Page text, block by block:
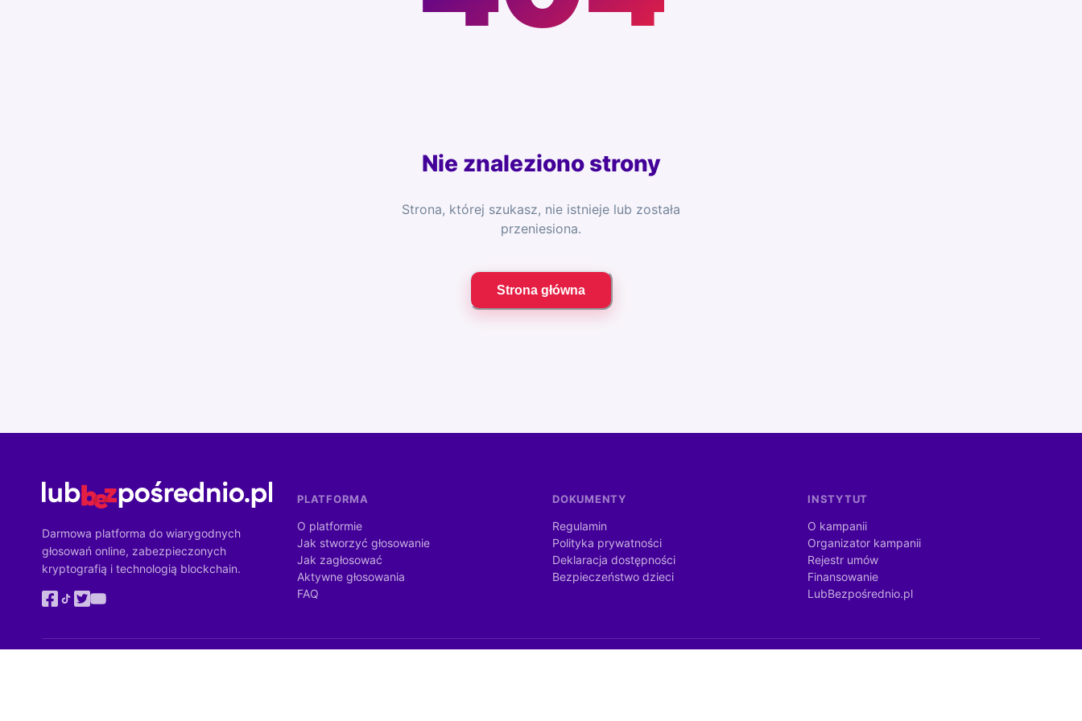
Nie znaleziono strony
Strona, której szukasz, nie istnieje lub została
przeniesiona.
Strona główna
Darmowa platforma do wiarygodnych
głosowań online, zabezpieczonych
kryptografią i technologią blockchain.
PLATFORMA
O platformie
Jak stworzyć głosowanie
Jak zagłosować
Aktywne głosowania
FAQ
DOKUMENTY
Regulamin
Polityka prywatności
Deklaracja dostępności
Bezpieczeństwo dzieci
INSTYTUT
O kampanii
Organizator kampanii
Rejestr umów
Finansowanie
LubBezpośrednio.pl